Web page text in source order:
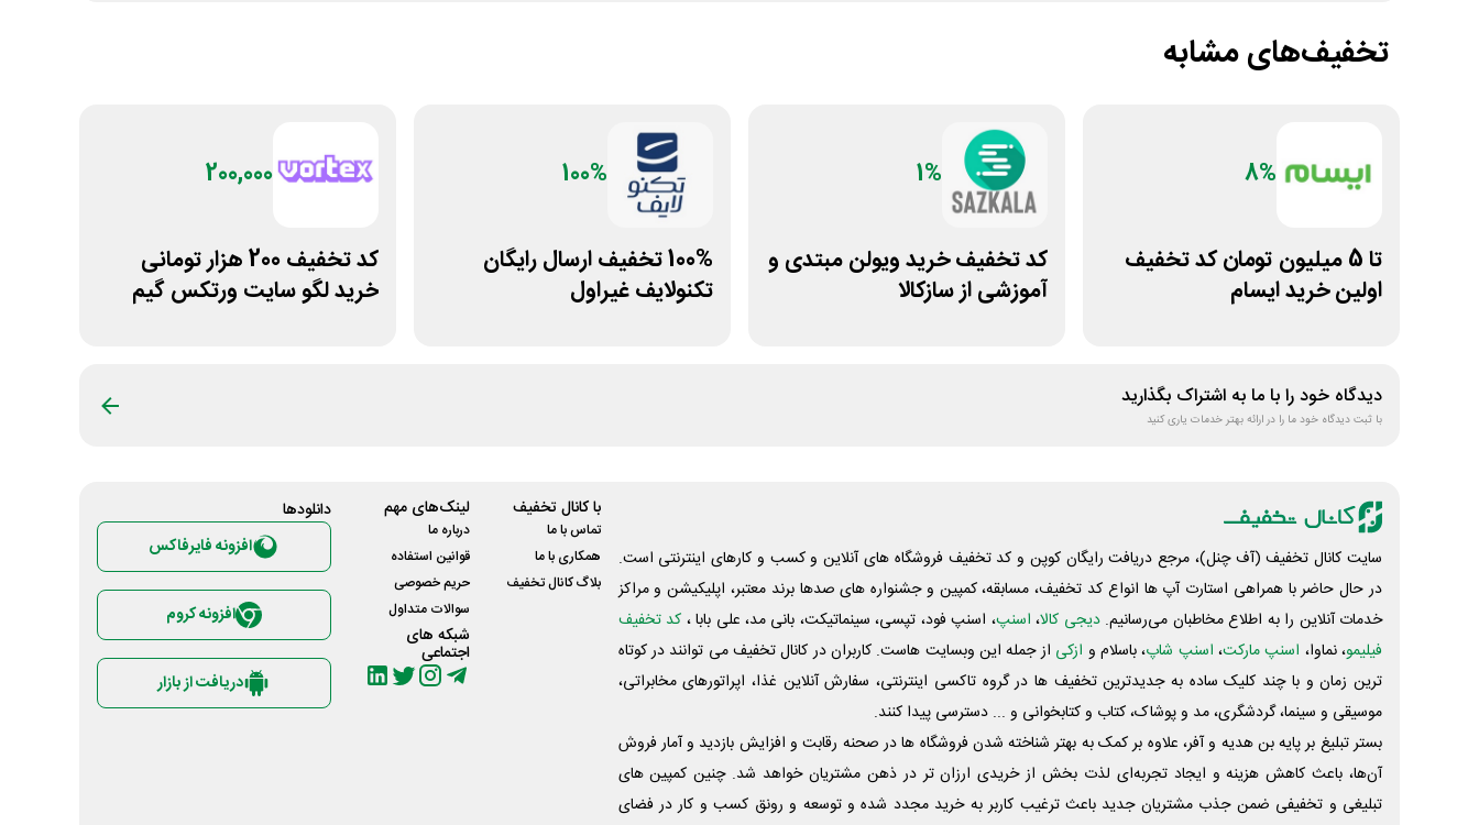
تخفیف‌های مشابه
8%
تا 5 میلیون تومان کد تخفیف
اولین خرید ایسام
1%
کد تخفیف خرید ویولن مبتدی و
آموزشی از سازکالا
100%
100% تخفیف ارسال رایگان
تکنولایف غیراول
200,000
کد تخفیف 200 هزار تومانی
خرید لگو سایت ورتکس گیم
دیدگاه خود را با ما به اشتراک بگذارید
با ثبت دیدگاه خود ما را در ارائه بهتر خدمات یاری کنید
سایت کانال تخفیف (آف چنل)، مرجع دریافت رایگان کوپن و کد تخفیف فروشگاه های آنلاین و کسب و‌ کارهای اینترنتی است.
در حال حاضر با همراهی استارت آپ ها انواع کد تخفیف، مسابقه، کمپین و جشنواره های صدها برند معتبر، اپلیکیشن و مراکز
خدمات آنلاین را به اطلاع مخاطبان می‌رسانیم. دیجی کالا، اسنپ، اسنپ فود، تپسی، سینماتیکت، بانی مد، علی‌ بابا ، کد تخفیف
فیلیمو، نماوا، اسنپ مارکت، اسنپ شاپ، باسلام و ازکی از جمله این وبسایت ‌هاست. کاربران در کانال تخفیف می توانند در کوتاه
ترین زمان و با چند کلیک ساده به جدیدترین تخفیف ها در گروه تاکسی اینترنتی، سفارش آنلاین غذا، اپراتورهای مخابراتی،
موسیقی و سینما، گردشگری، مد و پوشاک، کتاب و کتابخوانی و ... دسترسی پیدا کنند.
بستر تبلیغ بر پایه بن هدیه و آفر، علاوه بر کمک به بهتر شناخته شدن فروشگاه ها در صحنه رقابت و افزایش بازدید و آمار فروش
آن‌ها، باعث کاهش هزینه و ایجاد تجربه‌ای لذت بخش از خریدی ارزان تر در ذهن مشتریان خواهد شد. چنین کمپین های
تبلیغی و تخفیفی ضمن جذب مشتریان جدید باعث ترغیب کاربر به خرید مجدد شده و توسعه و رونق کسب و کار در فضای
با کانال تخفیف
تماس با ما
همکاری با ما
بلاگ کانال تخفیف
لینک‌های مهم
درباره ما
قوانین استفاده
حریم خصوصی
سوالات متداول
شبکه های
اجتماعی
دانلود‌ها
افزونه فایرفاکس
افزونه کروم
دریافت از بازار